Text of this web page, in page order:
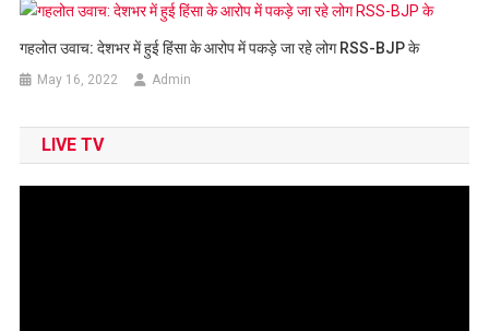
गहलोत उवाच: देशभर में हुई हिंसा के आरोप में पकड़े जा रहे लोग RSS-BJP के
May 16, 2022 Admin
LIVE TV